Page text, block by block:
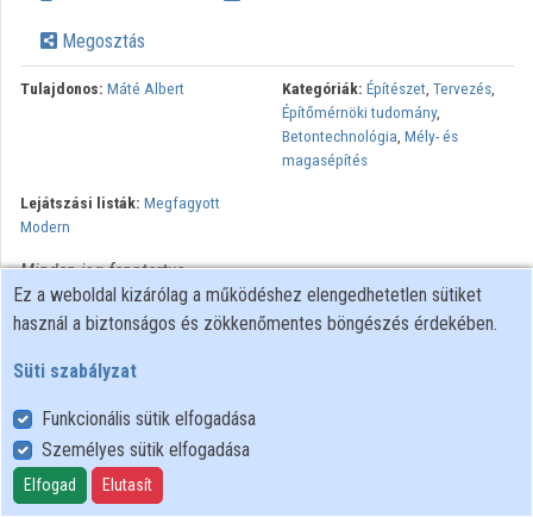
Intézmények
Közreműködők
Megosztás
Tulajdonos: Máté Albert Kategóriák: Építészet, Tervezés,
Építőmérnöki tudomány,
Betontechnológia, Mély- és
magasépítés
Lejátszási listák: Megfagyott
Modern
Minden jog fenntartva.
Felhasználói szabályzat
Adatkezelési tájékoztató
Süti szabályzat
Ez a weboldal kizárólag a működéshez elengedhetetlen sütiket
használ a biztonságos és zökkenőmentes böngészés érdekében.
Süti szabályzat
Funkcionális sütik elfogadása
Személyes sütik elfogadása
Elfogad Elutasít